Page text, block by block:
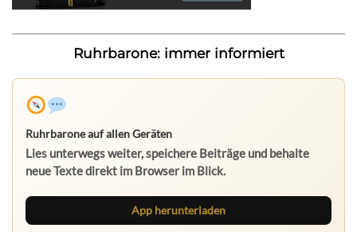
Ruhrbarone: immer informiert
Ruhrbarone auf allen Geräten
Lies unterwegs weiter, speichere Beiträge und behalte
neue Texte direkt im Browser im Blick.
App herunterladen